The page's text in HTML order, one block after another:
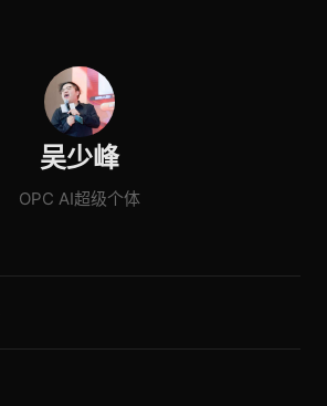
吴少峰
OPC AI超级个体